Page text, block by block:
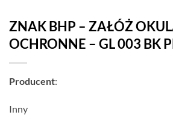
ZNAK BHP – ZAŁÓŻ
OCHRONNE – GL 003 BK
Producent:
Inny